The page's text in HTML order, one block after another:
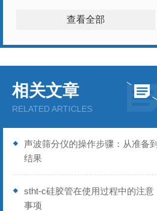
查看全部
相关文章
RELATED ARTICLES
声波筛分仪的操作步骤：从准备到
结果
stht-c硅胶管在使用过程中的注意
事项